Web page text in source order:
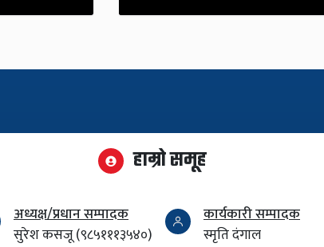
हाम्रो समूह
अध्यक्ष/प्रधान सम्पादक
सुरेश कसजू (९८५१११३५४०)
कार्यकारी सम्पादक
स्मृति दंगाल